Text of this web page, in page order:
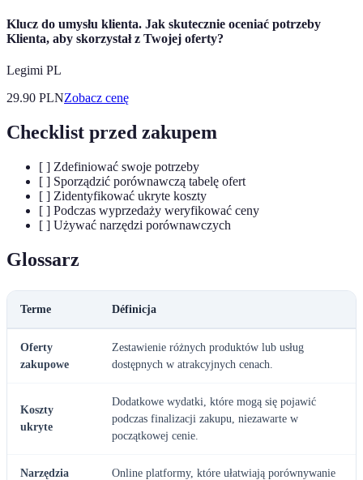
Klucz do umysłu klienta. Jak skutecznie oceniać potrzeby
Klienta, aby skorzystał z Twojej oferty?
Legimi PL
29.90 PLNZobacz cenę
Checklist przed zakupem
[ ] Zdefiniować swoje potrzeby
[ ] Sporządzić porównawczą tabelę ofert
[ ] Zidentyfikować ukryte koszty
[ ] Podczas wyprzedaży weryfikować ceny
[ ] Używać narzędzi porównawczych
Glossarz
Terme Définicja
Oferty
zakupowe
Zestawienie różnych produktów lub usług
dostępnych w atrakcyjnych cenach.
Koszty
ukryte
Dodatkowe wydatki, które mogą się pojawić
podczas finalizacji zakupu, niezawarte w
początkowej cenie.
Narzędzia
Online platformy, które ułatwiają porównywanie